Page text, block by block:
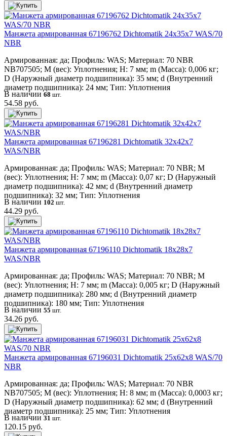
Манжета армированная 67196762 Dichtomatik 24x35x7 WAS/70
NBR
Армированная: да; Профиль: WAS; Материал: 70 NBR
NB707505; M (вес): Уплотнения; H: 7 мм; m (Масса): 0,006 кг;
D (Наружный диаметр подшипника): 35 мм; d (Внутренний
диаметр подшипника): 24 мм; Тип: Уплотнения
В наличии68 шт.
54.58 руб.
Манжета армированная 67196281 Dichtomatik 32x42x7
WAS/NBR
Армированная: да; Профиль: WAS; Материал: 70 NBR; M
(вес): Уплотнения; H: 7 мм; m (Масса): 0,07 кг; D (Наружный
диаметр подшипника): 42 мм; d (Внутренний диаметр
подшипника): 32 мм; Тип: Уплотнения
В наличии 102 шт.
44.29 руб.
Манжета армированная 67196110 Dichtomatik 18x28x7
WAS/NBR
Армированная: да; Профиль: WAS; Материал: 70 NBR; M
(вес): Уплотнения; H: 7 мм; m (Масса): 0,005 кг; D (Наружный
диаметр подшипника): 280 мм; d (Внутренний диаметр
подшипника): 180 мм; Тип: Уплотнения
В наличии 55 шт.
34.26 руб.
Манжета армированная 67196031 Dichtomatik 25x62x8 WAS/70
NBR
Армированная: да; Профиль: WAS; Материал: 70 NBR
NB707505; M (вес): Уплотнения; H: 8 мм; m (Масса): 0,0003 кг;
D (Наружный диаметр подшипника): 62 мм; d (Внутренний
диаметр подшипника): 25 мм; Тип: Уплотнения
В наличии31 шт.
120.15 руб.